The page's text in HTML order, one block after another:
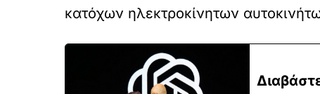
κατόχων ηλεκτροκίνητων